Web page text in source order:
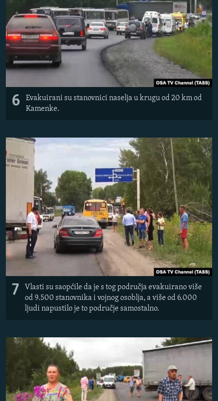
6
Evakuirani su stanovnici naselja u krugu od 20 km od
Kamenke.
7
Vlasti su saopćile da je s tog područja evakuirano više
od 9.500 stanovnika i vojnog osoblja, a više od 6.000
ljudi napustilo je to područje samostalno.